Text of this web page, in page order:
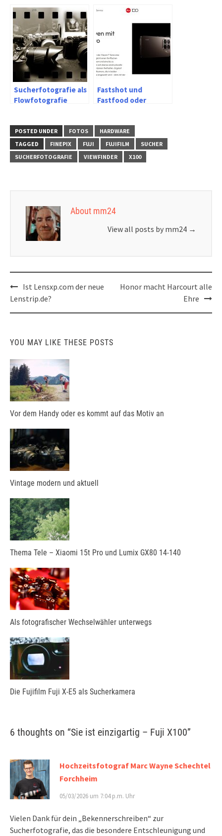
A7c als Meilensteine
in der digitalen
Fotografie
mit Sucher links
Sucherfotografie als
Flowfotografie
Fastshot und
Fastfood oder
POSTED UNDER FOTOS
HARDWARE
TAGGED
FINEPIX FUJI FUJIFILM
SUCHER
SUCHERFOTOGRAFIE
VIEWFINDER X100
About mm24
View all posts by mm24 →
Post
navigation
Ist Lensxp.com der neue
Lenstrip.de?
Honor macht Harcourt alle
Ehre
YOU MAY LIKE THESE POSTS
Vor dem Handy oder es kommt auf das Motiv an
Vintage modern und aktuell
Thema Tele – Xiaomi 15t Pro und Lumix GX80 14-140
Als fotografischer Wechselwähler unterwegs
Die Fujifilm Fuji X-E5 als Sucherkamera
6 thoughts on “Sie ist einzigartig – Fuji X100”
Hochzeitsfotograf Marc Wayne Schechtel
Forchheim
05/03/2026 um 7:04 p.m. Uhr
Vielen Dank für dein „Bekennerschreiben“ zur
Sucherfotografie, das die besondere Entschleunigung und